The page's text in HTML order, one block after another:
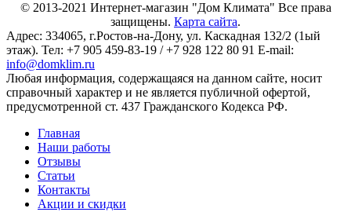
© 2013-2021 Интернет-магазин "Дом Климата" Все права
защищены. Карта сайта.
Адрес: 334065, г.Ростов-на-Дону, ул. Каскадная 132/2 (1ый
этаж). Тел: +7 905 459-83-19 / +7 928 122 80 91 E-mail:
info@domklim.ru
Любая информация, содержащаяся на данном сайте, носит
справочный характер и не является публичной офертой,
предусмотренной ст. 437 Гражданского Кодекса РФ.
Главная
Наши работы
Отзывы
Статьи
Контакты
Акции и скидки